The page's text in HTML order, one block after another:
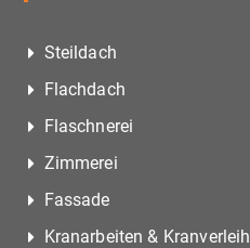
Steildach
Flachdach
Flaschnerei
Zimmerei
Fassade
Kranarbeiten & Kranverleih